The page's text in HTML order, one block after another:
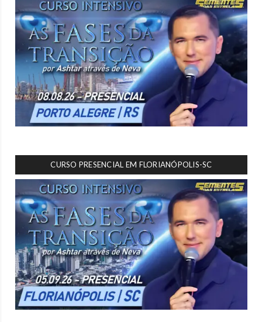
CURSO PRESENCIAL EM FLORIANÓPOLIS-SC